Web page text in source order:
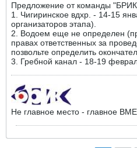
Предложение от команды
1. Чигиринское вдхр. - 14-15
организаторов этапа).
2. Водоем еще не определен
правах ответственных за
позвольте определить
3. Гребной канал - 18-19
Не главное место - главное